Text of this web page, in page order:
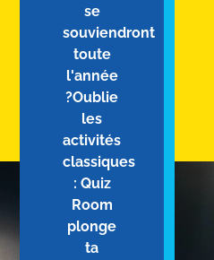
se
souviendront
toute
l'année
?Oublie
les
activités
classiques
: Quiz
Room
plonge
ta